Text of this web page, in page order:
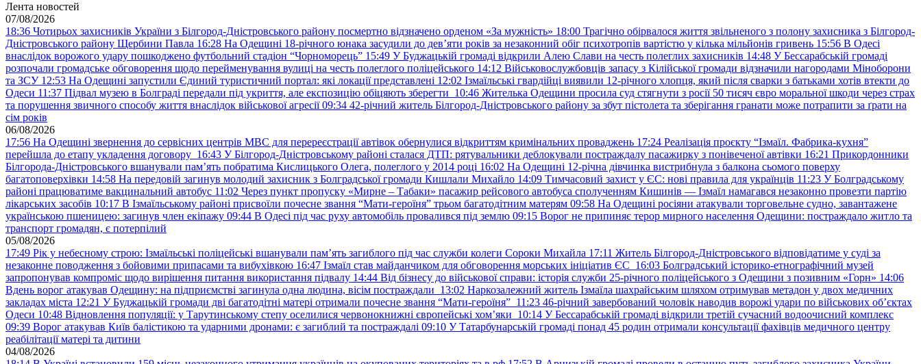
Лента новостей
07/08/2026
18:36 Чотирьох захисників України з Білгород-Дністровського району посмертно відзначено орденом «За мужність» 18:00 Трагічно обірвалося життя звільненого з полону захисника з Білгород-
Дністровського району Щербини Павла 16:28 На Одещині 18-річного юнака засудили до дев’яти років за незаконний обіг психотропів вартістю у кілька мільйонів гривень 15:56 В Одесі
внаслідок ворожого удару пошкоджено футбольний стадіон “Чорноморець” 15:49 У Буджацькій громаді відкрили Алею Слави на честь полеглих захисників 14:48 У Бессарабській громаді
розпочали громадське обговорення щодо перейменування вулиці на честь полеглого поліцейського 14:12 Військовослужбовців запасу з Кілійської громади відзначили нагородами Міноборони
та ЗСУ 12:53 На Одещині запустили Єдиний туристичний портал: які локації представлені 12:02 Ізмаїльські гвардійці виявили 12-річного хлопця, який після сварки з батьками хотів втекти до
Одеси 11:37 Підвал музею в Болграді передали під укриття, але експозицію обіцяють зберегти 10:46 Жителька Одещини просила суд стягнути з росії 50 тисяч євро моральної шкоди через страх
та порушення звичного способу життя внаслідок військової агресії 09:34 42-річний житель Білгород-Дністровського району за збут пістолета та зберігання гранати може потрапити за ґрати на
сім років
06/08/2026
17:56 На Одещині звернення до сервісних центрів МВС для перереєстрації автівок обернулися відкриттям кримінальних проваджень 17:24 Реалізація проєкту “Ізмаїл. Фабрика-кухня”
перейшла до етапу укладення договору 16:43 У Білгород-Дністровському районі сталася ДТП: рятувальники деблокували постраждалу пасажирку з понівеченої автівки 16:21 Прикордонники
Білгорода-Дністровського вшанували пам’ять побратима Кислицького Олега, полеглого у 2014 році 16:02 На Одещині 12-річна дівчинка вистрибнула з балкона сьомого поверху
багатоповерхівки 14:58 На передовій загинув молодий захисник з Болградської громади Кишлали Михайло 14:09 Тимчасовий захист у ЄС: нові правила для українців 11:23 У Болградському
районі працюватиме вакцинальний автобус 11:02 Через пункт пропуску «Мирне – Табаки» пасажир рейсового автобуса сполученням Кишинів — Ізмаїл намагався незаконно провезти партію
лікарських засобів 10:17 В Ізмаїльському районі присвоїли почесне звання “Мати-героїня” трьом багатодітним матерям 09:58 На Одещині росіяни атакували торговельне судно, завантажене
українською пшеницею: загинув член екіпажу 09:44 В Одесі під час руху автомобіль провалився під землю 09:15 Ворог не припиняє терор мирного населення Одещини: постраждало житло та
транспорт громадян, є потерпілий
05/08/2026
17:49 Рік у небесному строю: Ізмаїльські поліцейські вшанували пам’ять загиблого під час служби колеги Сороки Михайла 17:11 Житель Білгород-Дністровського відповідатиме у суді за
незаконне поводження з бойовими припасами та вибухівкою 16:47 Ізмаїл став майданчиком для обговорення морських ініціатив ЄС 16:03 Болградський історико-етнографічний музей
запропонував компроміс щодо вирішення питання використання підвалу 14:44 Від бізнесу до військової справи: історія служби 25-річного поліцейського з Одещини з позивним «Горн» 14:06
Вдень ворог атакував Одещину: на підприємстві загинула одна людина, вісім постраждали 13:02 Наркозалежний житель Ізмаїла шахрайським шляхом отримував метадон у двох медичних
закладах міста 12:21 У Буджацькій громади дві багатодітні матері отримали почесне звання “Мати-героїня” 11:23 46-річний завербований чоловік наводив ворожі удари по військових обʼєктах
Одеси 10:48 Відновлення популяції: у Тарутинському степу оселилися червонокнижні європейські хом’яки 10:14 У Бессарабській громаді відкрили третій сучасний водоочисний комплекс
09:39 Ворог атакував Київ балістикою та ударними дронами: є загиблий та постраждалі 09:10 У Татарбунарській громаді понад 45 родин отримали консультації фахівців медичного центру
реабілітації матері та дитини
04/08/2026